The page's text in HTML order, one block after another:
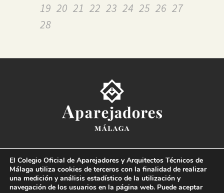
19 20 21 22 23 24 25 26 27
28
Paseo del Limonar, 41. 29016 Málaga
T. 952 225 180 · M. 664 236 608 · info@coaat.es
El Colegio Oficial de Aparejadores y Arquitectos Técnicos de
Málaga utiliza cookies de terceros con la finalidad de realizar
una medición y análisis estadístico de la utilización y
navegación de los usuarios en la página web. Puede aceptar